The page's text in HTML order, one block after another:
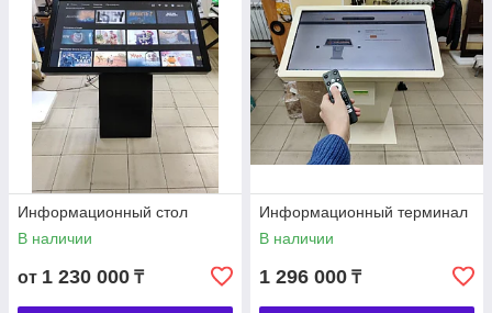
Информационный стол
В наличии
от 1 230 000 ₸
Информационный терминал
В наличии
1 296 000 ₸